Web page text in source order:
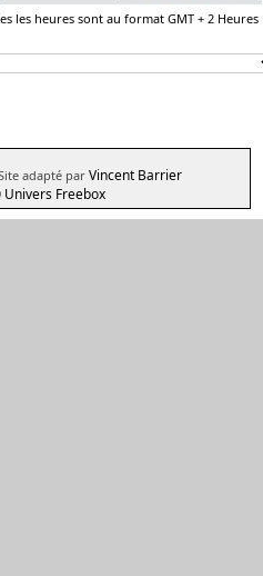
les heures sont au format GMT + 2 Heures
adapté par Vincent Barrier
Univers Freebox